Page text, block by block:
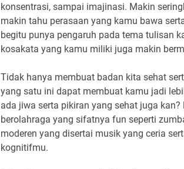
konsentrasi, sampai imajinasi. Makin
makin tahu perasaan yang kamu bawa
begitu punya pengaruh pada tema tulisan
kosakata yang kamu miliki juga makin
Tidak hanya membuat badan kita sehat
yang satu ini dapat membuat kamu jadi
ada jiwa serta pikiran yang sehat juga
berolahraga yang sifatnya fun seperti
moderen yang disertai musik yang ceria
kognitifmu.